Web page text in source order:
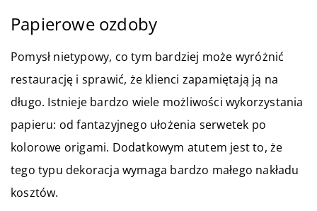
Papierowe ozdoby
Pomysł nietypowy, co tym bardziej może wyróżnić
restaurację i sprawić, że klienci zapamiętają ją na
długo. Istnieje bardzo wiele możliwości wykorzystania
papieru: od fantazyjnego ułożenia serwetek po
kolorowe origami. Dodatkowym atutem jest to, że
tego typu dekoracja wymaga bardzo małego nakładu
kosztów.